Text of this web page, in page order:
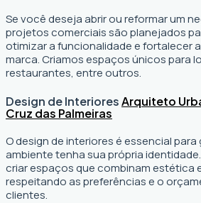
Se você deseja abrir ou reformar um
projetos comerciais são planejados
otimizar a funcionalidade e fortalecer
marca. Criamos espaços únicos para
restaurantes, entre outros.
Design de InterioresArquiteto
Cruz das Palmeiras
O design de interiores é essencial
ambiente tenha sua própria
criar espaços que combinam estética
respeitando as preferências e o
clientes.